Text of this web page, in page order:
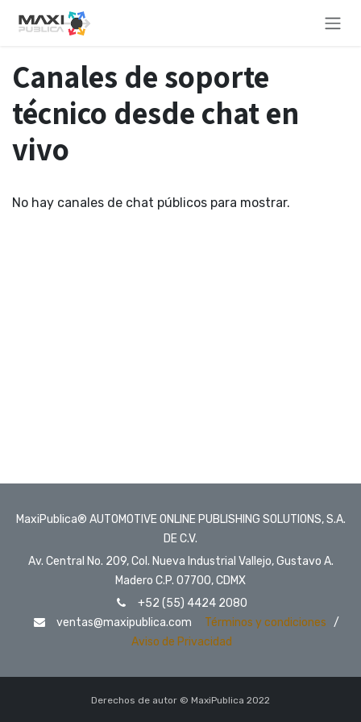
Ir al contenido
Canales de soporte
técnico desde chat en
vivo
No hay canales de chat públicos para mostrar.
MaxiPublica® AUTOMOTIVE ONLINE PUBLISHING SOLUTIONS, S.A.
DE C.V.
Av. Central No. 209, Col. Nueva Industrial Vallejo, Gustavo A.
Madero C.P. 07700, CDMX
+52 (55) 4424 2080
ventas@maxipublica.com
Términos y condiciones /
Aviso de Privacidad
Derechos de autor © MaxiPublica 2022